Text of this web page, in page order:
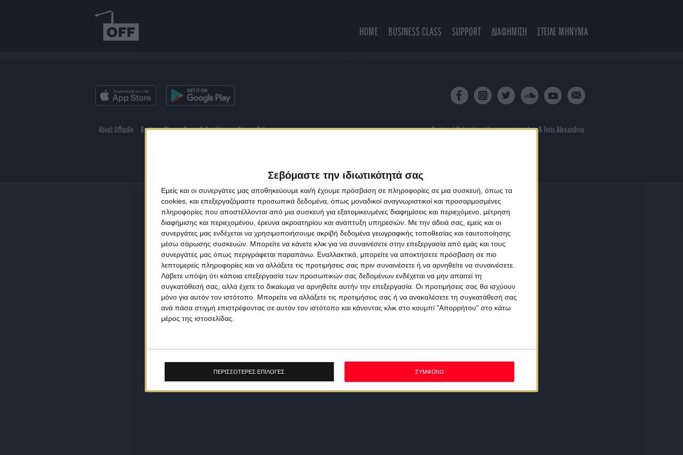
Σεβόμαστε την ιδιωτικότητά σας
Εμείς και οι συνεργάτες μας αποθηκεύουμε και/ή έχουμε πρόσβαση σε πληροφορίες σε μια συσκευή, όπως τα
cookies, και επεξεργαζόμαστε προσωπικά δεδομένα, όπως μοναδικοί αναγνωριστικοί και προσαρμοσμένες
πληροφορίες που αποστέλλονται από μια συσκευή για εξατομικευμένες διαφημίσεις και περιεχόμενο, μέτρηση
διαφήμισης και περιεχομένου, έρευνα ακροατηρίου και ανάπτυξη υπηρεσιών. Με την άδειά σας, εμείς και οι
συνεργάτες μας ενδέχεται να χρησιμοποιήσουμε ακριβή δεδομένα γεωγραφικής τοποθεσίας και ταυτοποίησης
μέσω σάρωσης συσκευών. Μπορείτε να κάνετε κλικ για να συναινέσετε στην επεξεργασία από εμάς και τους
συνεργάτες μας όπως περιγράφεται παραπάνω. Εναλλακτικά, μπορείτε να αποκτήσετε πρόσβαση σε πιο
λεπτομερείς πληροφορίες και να αλλάξετε τις προτιμήσεις σας πριν συναινέσετε ή να αρνηθείτε να συναινέσετε.
Λάβετε υπόψη ότι κάποια επεξεργασία των προσωπικών σας δεδομένων ενδέχεται να μην απαιτεί τη
συγκατάθεσή σας, αλλά έχετε το δικαίωμα να αρνηθείτε αυτήν την επεξεργασία. Οι προτιμήσεις σας θα ισχύουν
μόνο για αυτόν τον ιστότοπο. Μπορείτε να αλλάξετε τις προτιμήσεις σας ή να ανακαλέσετε τη συγκατάθεσή σας
ανά πάσα στιγμή επιστρέφοντας σε αυτόν τον ιστότοπο και κάνοντας κλικ στο κουμπί "Απορρήτου" στο κάτω
μέρος της ιστοσελίδας.
ΠΕΡΙΣΣΟΤΕΡΕΣ ΕΠΙΛΟΓΕΣ ΣΥΜΦΩΝΩ
HOME BUSINESS CLASS SUPPORT ΔΙΑΦΗΜΙΣΗ ΣΤΕΙΛΕ ΜΗΝΥΜΑ
About Offradio Business Class Terms & Conditions Privacy Policy Designed & developed byporcupine colors& Fotis Alexandrou